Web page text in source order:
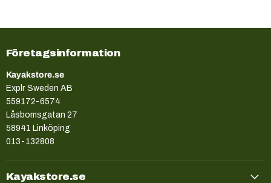
Företagsinformation
Kayakstore.se
Explr Sweden AB
559172-6574
Låsbomsgatan 27
58941 Linköping
013-132808
Kayakstore.se